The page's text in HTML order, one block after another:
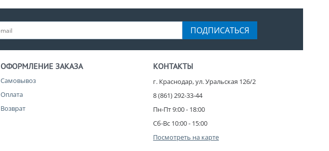
ПОДПИСАТЬСЯ
ОФОРМЛЕНИЕ ЗАКАЗА
Самовывоз
Оплата
Возврат
КОНТАКТЫ
г. Краснодар, ул. Уральская 126/2
8 (861) 292-33-44
Пн-Пт 9:00 - 18:00
Сб-Вс 10:00 - 15:00
Посмотреть на карте